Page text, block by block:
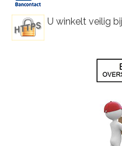
U winkelt veilig